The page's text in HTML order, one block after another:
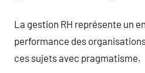
La gestion RH représente un
performance des
ces sujets avec pragmatisme.